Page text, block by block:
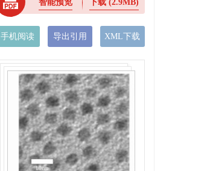
智能预览 下载 (2.9MB)
手机阅读 导出引用 XML下载